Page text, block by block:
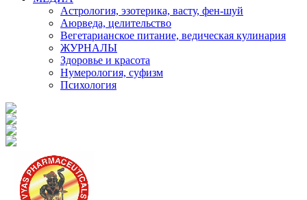
Астрология, эзотерика, васту, фен-шуй
Аюрведа, целительство
Вегетарианское питание, ведическая кулинария
ЖУРНАЛЫ
Здоровье и красота
Нумерология, суфизм
Психология